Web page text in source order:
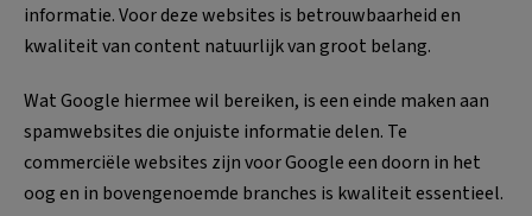
informatie. Voor deze websites is betrouwbaarheid en
kwaliteit van content natuurlijk van groot belang.
Wat Google hiermee wil bereiken, is een einde maken aan
spamwebsites die onjuiste informatie delen. Te
commerciële websites zijn voor Google een doorn in het
oog en in bovengenoemde branches is kwaliteit essentieel.